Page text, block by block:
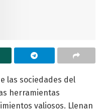
las sociedades del
herramientas
valiosos. Llenan